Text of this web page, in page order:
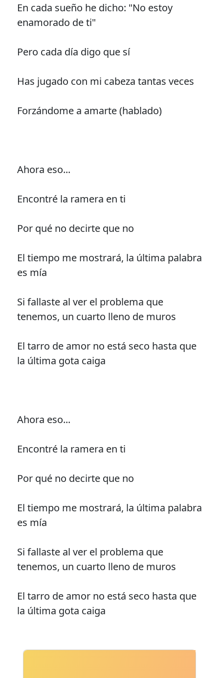
En cada sueño he dicho: "No estoy
enamorado de ti"
Pero cada día digo que sí
Has jugado con mi cabeza tantas veces
Forzándome a amarte (hablado)
Ahora eso...
Encontré la ramera en ti
Por qué no decirte que no
El tiempo me mostrará, la última palabra
es mía
Si fallaste al ver el problema que
tenemos, un cuarto lleno de muros
El tarro de amor no está seco hasta que
la última gota caiga
Ahora eso...
Encontré la ramera en ti
Por qué no decirte que no
El tiempo me mostrará, la última palabra
es mía
Si fallaste al ver el problema que
tenemos, un cuarto lleno de muros
El tarro de amor no está seco hasta que
la última gota caiga